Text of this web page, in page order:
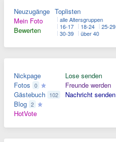
Neuzugänge
Mein Foto
Bewerten
Toplisten
alle Altersgruppen
16-17
18-24
25-29
30-39
über 40
Nickpage
Fotos 0
Gästebuch 102
Blog 2
HotVote
Lose senden
Freunde werden
Nachricht senden